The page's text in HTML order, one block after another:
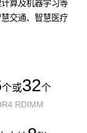
算及机器学习等
交通、智慧医疗
个或32个
RDIMM